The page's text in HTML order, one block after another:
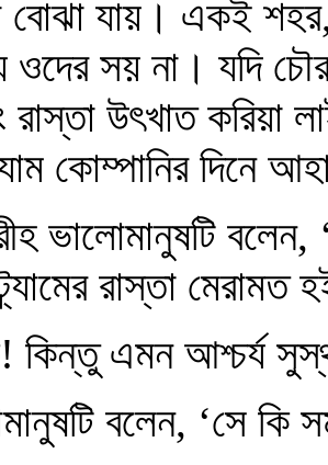
বোঝা যায়। একই
সয় না। যদি
রাস্তা উৎখাত করিয়া
কোম্পানির দিনে
ভালোমানুষটি
রাস্তা মেরামত
কিন্তু এমন আশ্চর্য
বলেন, ‘সে কি